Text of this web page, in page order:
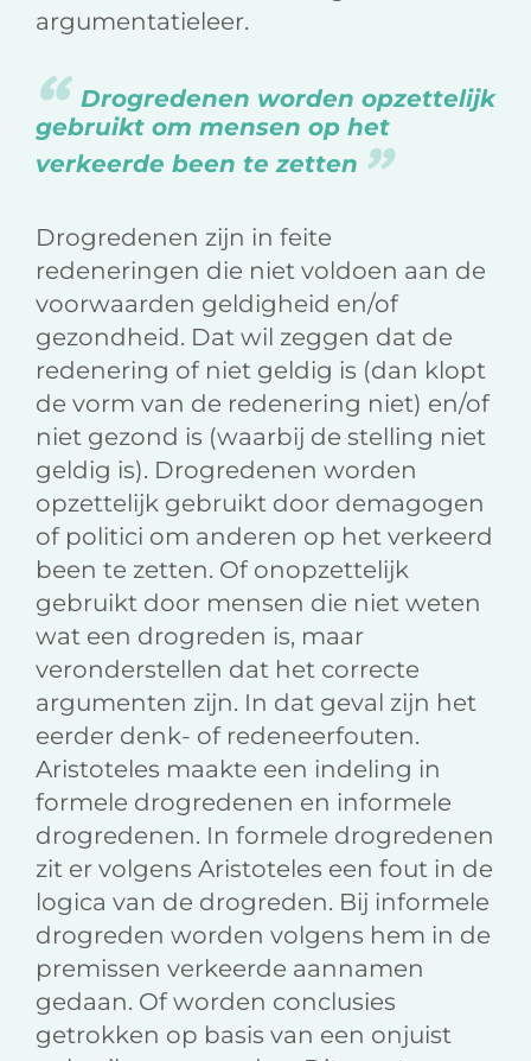
argumentatieleer.
Drogredenen worden opzettelijk
gebruikt om mensen op het
verkeerde been te zetten
Drogredenen zijn in feite
redeneringen die niet voldoen aan de
voorwaarden geldigheid en/of
gezondheid. Dat wil zeggen dat de
redenering of niet geldig is (dan klopt
de vorm van de redenering niet) en/of
niet gezond is (waarbij de stelling niet
geldig is). Drogredenen worden
opzettelijk gebruikt door demagogen
of politici om anderen op het verkeerd
been te zetten. Of onopzettelijk
gebruikt door mensen die niet weten
wat een drogreden is, maar
veronderstellen dat het correcte
argumenten zijn. In dat geval zijn het
eerder denk- of redeneerfouten.
Aristoteles maakte een indeling in
formele drogredenen en informele
drogredenen. In formele drogredenen
zit er volgens Aristoteles een fout in de
logica van de drogreden. Bij informele
drogreden worden volgens hem in de
premissen verkeerde aannamen
gedaan. Of worden conclusies
getrokken op basis van een onjuist